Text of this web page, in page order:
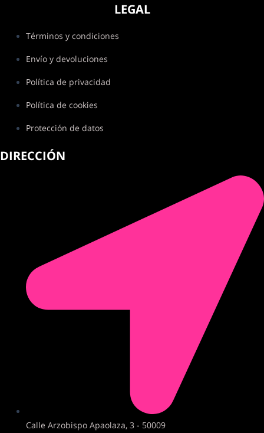
LEGAL
Términos y condiciones
Envío y devoluciones
Política de privacidad
Política de cookies
Protección de datos
DIRECCIÓN
Calle Arzobispo Apaolaza, 3 - 50009